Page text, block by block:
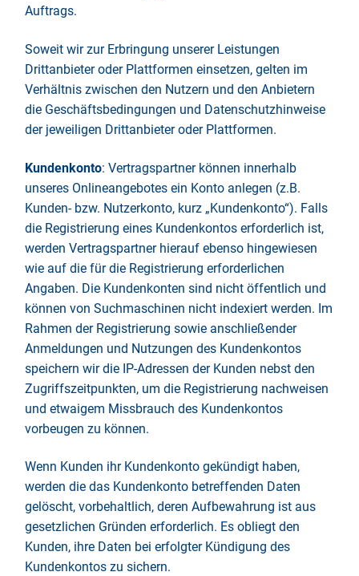
Auftrags.
Soweit wir zur Erbringung unserer Leistungen
Drittanbieter oder Plattformen einsetzen, gelten im
Verhältnis zwischen den Nutzern und den Anbietern
die Geschäftsbedingungen und Datenschutzhinweise
der jeweiligen Drittanbieter oder Plattformen.
Kundenkonto: Vertragspartner können innerhalb
unseres Onlineangebotes ein Konto anlegen (z.B.
Kunden- bzw. Nutzerkonto, kurz „Kundenkonto“). Falls
die Registrierung eines Kundenkontos erforderlich ist,
werden Vertragspartner hierauf ebenso hingewiesen
wie auf die für die Registrierung erforderlichen
Angaben. Die Kundenkonten sind nicht öffentlich und
können von Suchmaschinen nicht indexiert werden. Im
Rahmen der Registrierung sowie anschließender
Anmeldungen und Nutzungen des Kundenkontos
speichern wir die IP-Adressen der Kunden nebst den
Zugriffszeitpunkten, um die Registrierung nachweisen
und etwaigem Missbrauch des Kundenkontos
vorbeugen zu können.
Wenn Kunden ihr Kundenkonto gekündigt haben,
werden die das Kundenkonto betreffenden Daten
gelöscht, vorbehaltlich, deren Aufbewahrung ist aus
gesetzlichen Gründen erforderlich. Es obliegt den
Kunden, ihre Daten bei erfolgter Kündigung des
Kundenkontos zu sichern.